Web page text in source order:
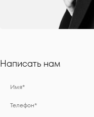
Написать нам